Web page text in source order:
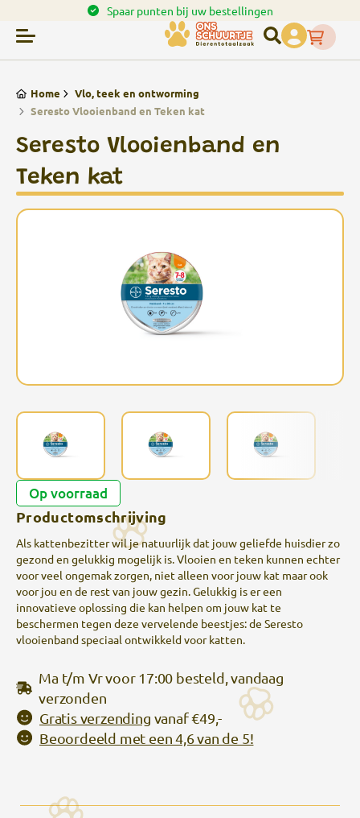
Spaar punten bij uw bestellingen
Home
Vlo, teek en ontworming
Seresto Vlooienband en Teken kat
Seresto Vlooienband en
Teken kat
Op voorraad
Productomschrijving
Als kattenbezitter wil je natuurlijk dat jouw geliefde huisdier zo
gezond en gelukkig mogelijk is. Vlooien en teken kunnen echter
voor veel ongemak zorgen, niet alleen voor jouw kat maar ook
voor jou en de rest van jouw gezin. Gelukkig is er een
innovatieve oplossing die kan helpen om jouw kat te
beschermen tegen deze vervelende beestjes: de Seresto
vlooienband speciaal ontwikkeld voor katten.
Ma t/m Vr voor 17:00 besteld, vandaag
verzonden
Gratis verzending vanaf €49,-
Beoordeeld met een 4,6 van de 5!